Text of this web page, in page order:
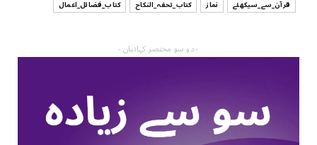
قرآن_سے_سیکھئے
نماز کتاب_تحفہ_النکاح کتاب_فضائل_اعمال
- دو سو مختصر کہانیاں -